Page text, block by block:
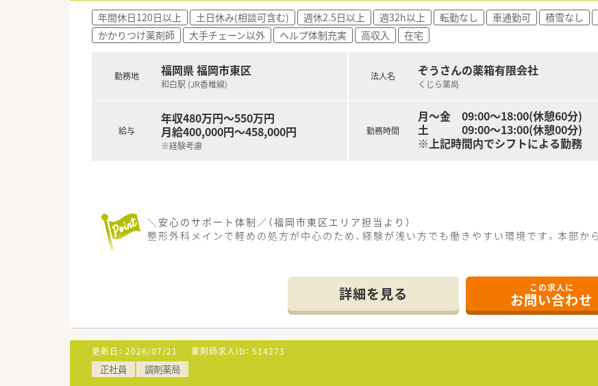
まずはお気軽にお問い合わせください。
年間休日120日以上 土日休み(相談可含む) 週休2.5日以上 週32h以上 転勤なし 車通勤可 積雪なし
かかりつけ薬剤師
大手チェーン以外 ヘルプ体制充実 高収入 在宅
勤務地 福岡県 福岡市東区
和白駅 (JR香椎線)
給与
年収480万円～550万円
月給400,000円～458,000円
※経験考慮
法人名 ぞうさんの薬箱有限会社
くじら薬局
勤務時間
月～金 09:00～18:00(休憩60分)
土 09:00～13:00(休憩00分)
※上記時間内でシフトによる勤務
＼安心のサポート体制／（福岡市東区エリア担当より）
整形外科メインで軽めの処方が中心のため、経験が浅い方でも働きやすい環境です。本部か
■和白駅から徒歩14分の場所あり、非常に綺麗で快適な環境が整った薬局です。
■整形外科の処方箋をメインに応需しており、比較的軽めの内容が中心のため専門性を高め
■1日あたり60枚から70枚程の処方箋を応需しており、無理なく働ける環境です。
【法人特徴について】
■福岡県と佐賀県で複数の店舗を展開しており、今後も毎年新しい店舗を増やしていく方針
■従業員一人ひとりが求める働き方や理想像に合わせて、就業条件などを柔軟に調整してくれ
■医薬品の卸業や人材紹介業など、別法人でも多角的に事業を展開している非常に安定した
詳細を見る この求人に
お問い合わせ
更新日： 2026/07/21 薬剤師求人ID： 514273
正社員 調剤薬局